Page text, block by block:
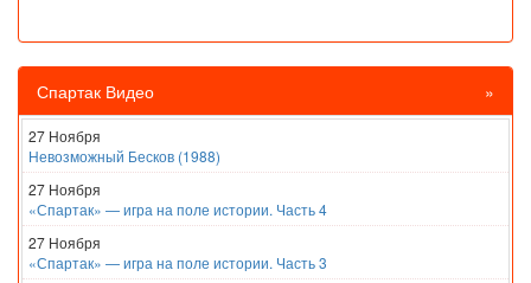
Спартак Видео »
27 Ноября
Невозможный Бесков (1988)
27 Ноября
«Спартак» — игра на поле истории. Часть 4
27 Ноября
«Спартак» — игра на поле истории. Часть 3